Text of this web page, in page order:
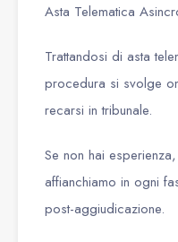
Asta Telematica
Trattandosi di asta
procedura si svolge
recarsi in tribunale.
Se non hai
affianchiamo in ogni
post-aggiudicazione.